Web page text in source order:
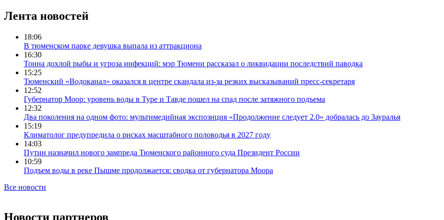
Лента новостей
18:06
В тюменском парке девушка выпала из аттракциона
16:30
Тонна дохлой рыбы и угроза инфекций: мэр Тюмени рассказал о ликвидации последствий паводка
15:25
Тюменский «Водоканал» оказался в центре скандала из-за резких высказываний пресс-секретаря
12:52
Губернатор Моор: уровень воды в Туре и Тавде пошел на спад после затяжного подъема
12:32
Два поколения на одном фото: мультимедийная экспозиция «Продолжение следует 2.0» добралась до Зауралья
15:19
Климатолог предупредила о рисках масштабного половодья в 2027 году
14:03
Путин назначил нового зампреда Тюменского районного суда Президент России
10:59
Подъем воды в реке Пышме продолжается: сводка от губернатора Моора
Все новости
Новости партнеров